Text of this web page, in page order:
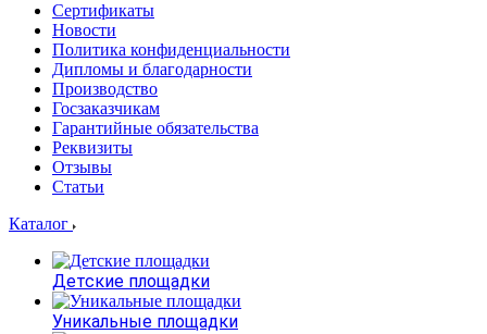
Сертификаты
Новости
Политика конфиденциальности
Дипломы и благодарности
Производство
Госзаказчикам
Гарантийные обязательства
Реквизиты
Отзывы
Статьи
Каталог
Детские площадки
Уникальные площадки